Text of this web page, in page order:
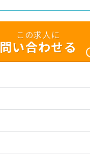
この求人に
問い合わせる